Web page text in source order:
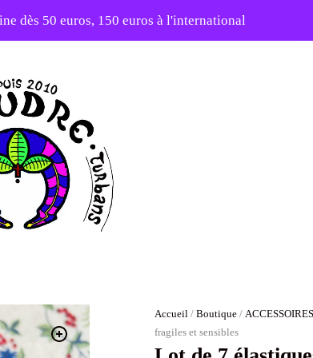
avec le code : 1ERAMOUR ❤️
Accueil /Boutique /
fragiles et sensibles